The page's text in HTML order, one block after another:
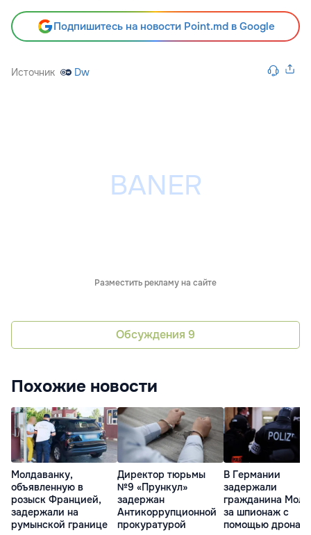
Подпишитесь на новости Point.md в Google
Источник Dw
Разместить рекламу на сайте
Обсуждения 9
Похожие новости
Молдаванку,
объявленную в
розыск Францией,
задержали на
румынской границе
Директор тюрьмы
№9 «Прункул»
задержан
Антикоррупционной
прокуратурой
В Германии
задержали
гражданина
за шпионаж с
помощью дрона